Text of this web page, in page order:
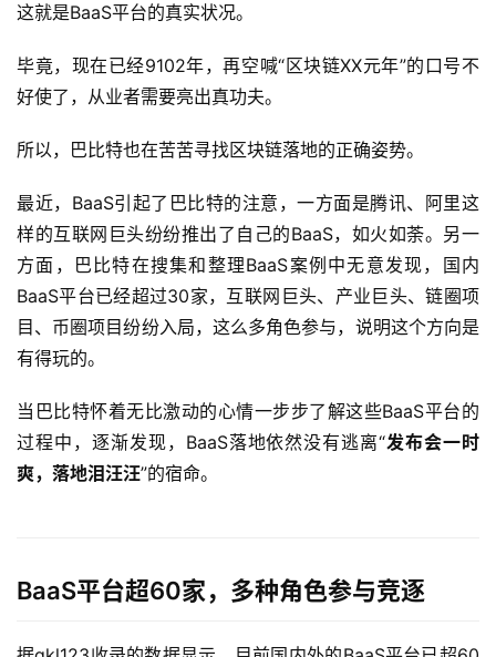
这就是BaaS平台的真实状况。
毕竟，现在已经9102年，再空喊“区块链XX元年”的口号不
好使了，从业者需要亮出真功夫。
所以，巴比特也在苦苦寻找区块链落地的正确姿势。
最近，BaaS引起了巴比特的注意，一方面是腾讯、阿里这
样的互联网巨头纷纷推出了自己的BaaS，如火如荼。另一
方面，巴比特在搜集和整理BaaS案例中无意发现，国内
BaaS平台已经超过30家，互联网巨头、产业巨头、链圈项
目、币圈项目纷纷入局，这么多角色参与，说明这个方向是
有得玩的。
当巴比特怀着无比激动的心情一步步了解这些BaaS平台的
过程中，逐渐发现，BaaS落地依然没有逃离“发布会一时
爽，落地泪汪汪”的宿命。
BaaS平台超60家，多种角色参与竞逐